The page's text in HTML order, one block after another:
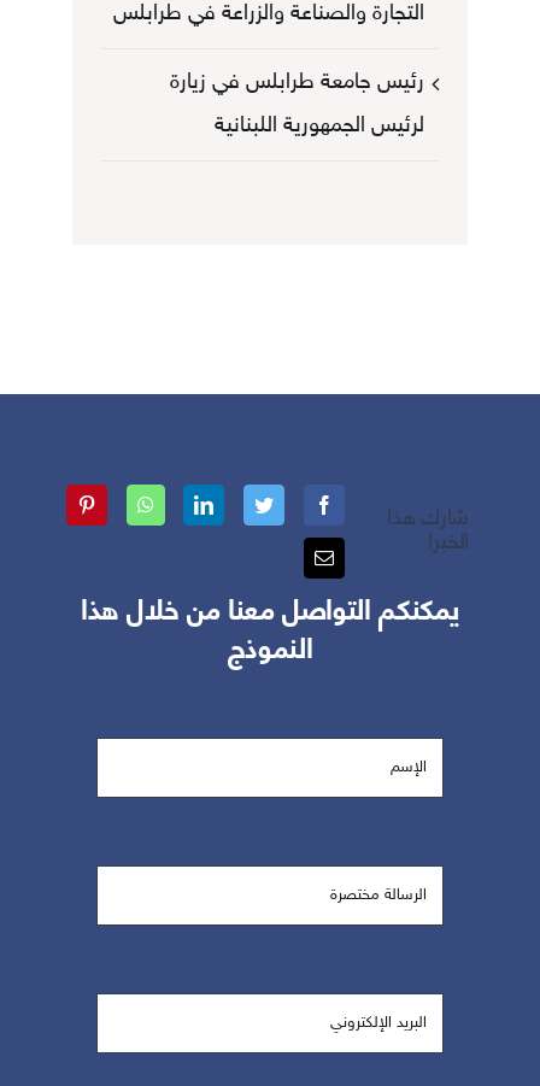
التجارة والصناعة والزراعة في طرابلس
رئيس جامعة طرابلس في زيارة
لرئيس الجمهورية اللبنانية
شارك هذا
الخبر!
يمكنكم التواصل معنا من خلال هذا
النموذج